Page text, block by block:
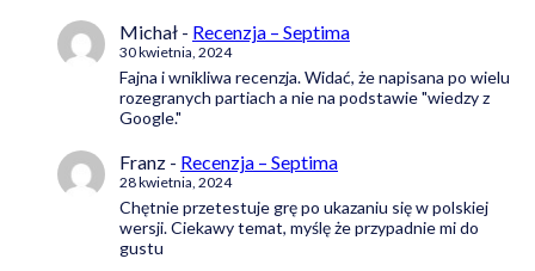
Michał - Recenzja – Septima
30 kwietnia, 2024
Fajna i wnikliwa recenzja. Widać, że napisana po wielu
rozegranych partiach a nie na podstawie "wiedzy z
Google."
Franz - Recenzja – Septima
28 kwietnia, 2024
Chętnie przetestuje grę po ukazaniu się w polskiej
wersji. Ciekawy temat, myślę że przypadnie mi do
gustu